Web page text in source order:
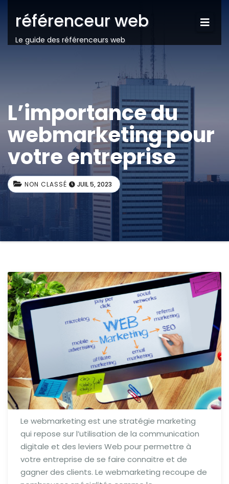
référenceur web
Le guide des référenceurs web
L’importance du
webmarketing pour
votre entreprise
NON CLASSÉ JUIL 5, 2023
Le webmarketing est une stratégie marketing
qui repose sur l’utilisation de la communication
digitale et des leviers Web pour permettre à
votre entreprise de se faire connaitre et de
gagner des clients. Le webmarketing recoupe de